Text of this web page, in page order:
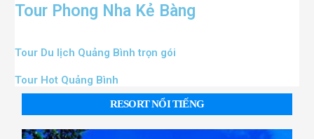
Tour Phong Nha Kẻ Bàng
Tour Du lịch Quảng Bình trọn gói
Tour Hot Quảng Bình
RESORT NỔI TIẾNG